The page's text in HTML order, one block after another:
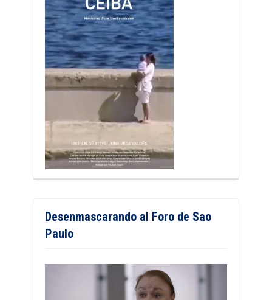
Desenmascarando al Foro de Sao
Paulo